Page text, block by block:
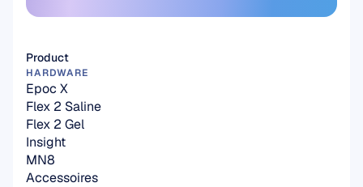
Product
HARDWARE
Epoc X
Flex 2 Saline
Flex 2 Gel
Insight
MN8
Accessoires